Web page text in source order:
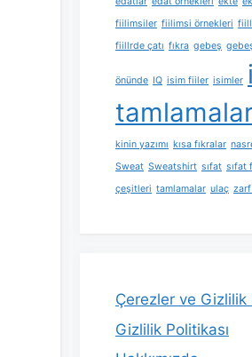
fiilimsiler fiilimsi örnekleri
fiillrde çatı fıkra gebeş
önünde IQ isim fiiler isimler
kinin yazımı kısa fıkralar
Sweat Sweatshirt sıfat sıfat
çeşitleri tamlamalar ulaç
Çerezler ve Gizlilik
Gizlilik Politikası